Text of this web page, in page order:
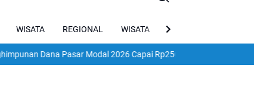
WISATA REGIONAL WISATA VIRAL
Pasar Modal 2026 Capai Rp250 Triliun, Realisasi Sudah